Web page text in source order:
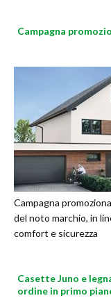
Campagna
Campagna
del noto marchio, in
comfort e sicurezza
Casette Juno e
ordine in primo